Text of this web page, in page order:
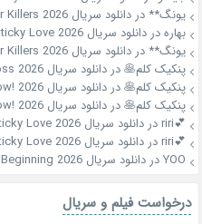
یونگ** دردانلود سریال A Shop for Killers 2026
بهارهدردانلود سریال Our Sticky Love 2026
یونگ** دردانلود سریال A Shop for Killers 2026
پنکیک کلم🥞دردانلود سریال My Bias, My Boss 2026
پنکیک کلم🥞دردانلود سریال See You at Work Tomorrow! 2026
پنکیک کلم🥞دردانلود سریال See You at Work Tomorrow! 2026
💕riri
دردانلود سریال Our Sticky Love 2026
💕riri
دردانلود سریال Our Sticky Love 2026
YOOدردانلود سریال The Affair Was Just the Beginning 2026
درخواست فیلم و سریال